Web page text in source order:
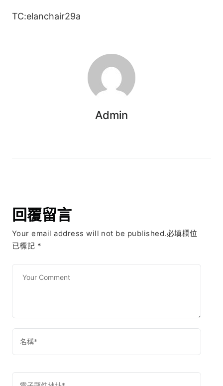
TC:elanchair29a
Admin
回覆留言
Your email address will not be published.必填欄位
已標記 *